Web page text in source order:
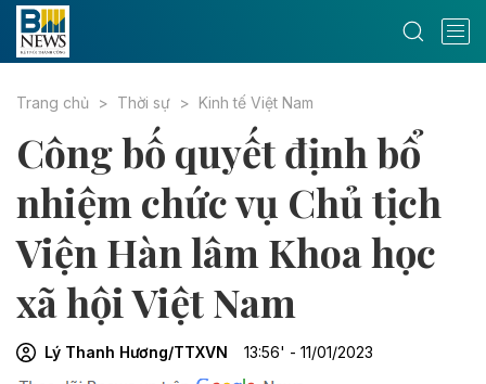
Trang chủ Thời sự Kinh tế Việt Nam
Công bố quyết định bổ
nhiệm chức vụ Chủ tịch
Viện Hàn lâm Khoa học
xã hội Việt Nam
Lý Thanh Hương/TTXVN 13:56' - 11/01/2023